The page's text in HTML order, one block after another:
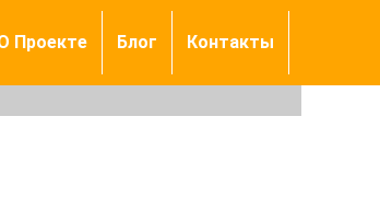
Проекте Блог Контакты